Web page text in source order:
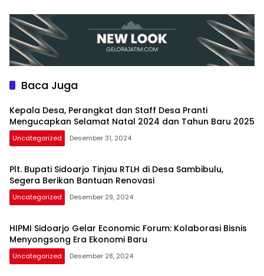
Pembangunan
Baca Juga
Kepala Desa, Perangkat dan Staff Desa Pranti
Mengucapkan Selamat Natal 2024 dan Tahun Baru 2025
Uncategorized Desember 31, 2024
Plt. Bupati Sidoarjo Tinjau RTLH di Desa Sambibulu,
Segera Berikan Bantuan Renovasi
Uncategorized Desember 29, 2024
HIPMI Sidoarjo Gelar Economic Forum: Kolaborasi Bisnis
Menyongsong Era Ekonomi Baru
Uncategorized Desember 28, 2024